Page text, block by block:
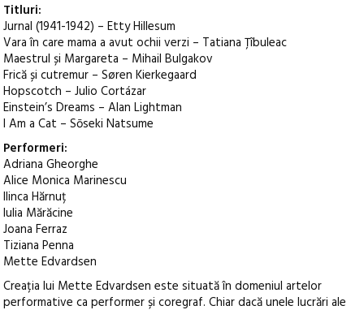
Titluri:
Jurnal (1941-1942) – Etty Hillesum
Vara în care mama a avut ochii verzi – Tatiana Țîbuleac
Maestrul și Margareta – Mihail Bulgakov
Frică și cutremur – Søren Kierkegaard
Hopscotch – Julio Cortázar
Einstein’s Dreams – Alan Lightman
I Am a Cat – Sōseki Natsume
Performeri:
Adriana Gheorghe
Alice Monica Marinescu
Ilinca Hărnuț
Iulia Mărăcine
Joana Ferraz
Tiziana Penna
Mette Edvardsen
Creația lui Mette Edvardsen este situată în domeniul artelor
performative ca performer și coregraf. Chiar dacă unele lucrări ale